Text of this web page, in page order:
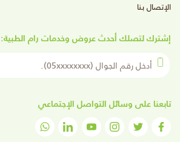
الإتصال بنا
إشترك لتصلك أحدث عروض وخدمات رام الطبية:
أدخل رقم الجوال
تابعنا على وسائل التواصل الإجتماعي